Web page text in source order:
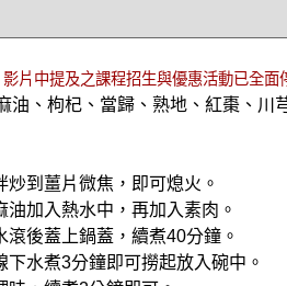
片中提及之課程招生與優惠活動已全面
油、枸杞、當歸、熟地、紅棗、川
到薑片微焦，即可熄火。
加入熱水中，再加入素肉。
後蓋上鍋蓋，續煮40分鐘。
水煮3分鐘即可撈起放入碗中。